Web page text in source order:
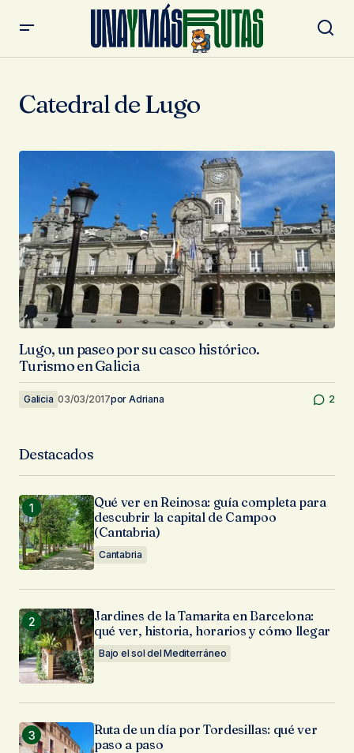
Catedral de Lugo
Lugo, un paseo por su casco histórico.
Turismo en Galicia
Galicia 03/03/2017por Adriana 2
Destacados
Qué ver en Reinosa: guía completa para
descubrir la capital de Campoo
(Cantabria)
Cantabria
Jardines de la Tamarita en Barcelona:
qué ver, historia, horarios y cómo llegar
Bajo el sol del Mediterráneo
Ruta de un día por Tordesillas: qué ver
paso a paso